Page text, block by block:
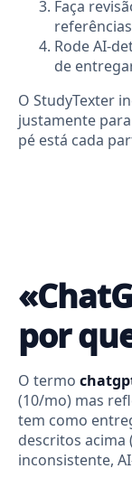
Faça
Rode AI-
de
O StudyTexter
justamente
pé está cada
por
O termo
(10/mo) mas
tem como
descritos acima
inconsistente,